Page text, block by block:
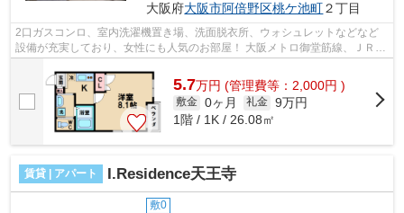
大阪府大阪市阿倍野区桃ケ池町２丁目
2口ガスコンロ、室内洗濯機置き場、洗面脱衣所、ウォシュレットなどなど
設備が充実しており、女性にも人気のお部屋！ 大阪メトロ御堂筋線、ＪＲ阪
5.7万円 (管理費等：2,000円 )
敷金 0ヶ月 礼金 9万円
1階 / 1K / 26.08㎡
賃貸 | アパート I.Residence天王寺
敷0